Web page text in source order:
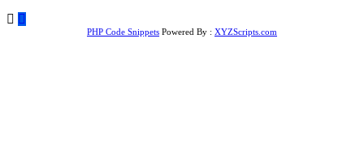
PHP Code Snippets Powered By : XYZScripts.com